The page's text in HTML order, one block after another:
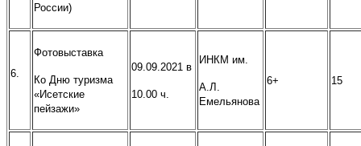
России)
6.
Фотовыставка
Ко Дню туризма
«Исетские
пейзажи»
09.09.2021 в
10.00 ч.
ИНКМ им.
А.Л.
Емельянова
6+ 15